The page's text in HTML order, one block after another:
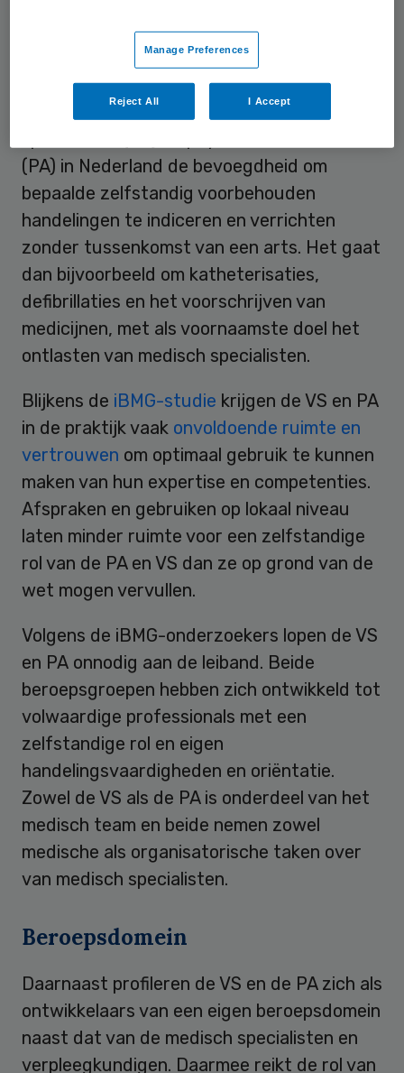
continuïteit van zorg sterk worden
verbeterd, zo stellen de onderzoekers.
Sinds 2012 hebben verpleegkundig
(PA) in Nederland de bevoegdheid om
bepaalde zelfstandig voorbehouden
handelingen te indiceren en verrichten
zonder tussenkomst van een arts. Het gaat
dan bijvoorbeeld om katheterisaties,
defibrillaties en het voorschrijven van
medicijnen, met als voornaamste doel het
ontlasten van medisch specialisten.
Blijkens de iBMG-studie krijgen de VS en PA
in de praktijk vaak onvoldoende ruimte en
vertrouwen om optimaal gebruik te kunnen
maken van hun expertise en competenties.
Afspraken en gebruiken op lokaal niveau
laten minder ruimte voor een zelfstandige
rol van de PA en VS dan ze op grond van de
wet mogen vervullen.
Volgens de iBMG-onderzoekers lopen de VS
en PA onnodig aan de leiband. Beide
beroepsgroepen hebben zich ontwikkeld tot
volwaardige professionals met een
zelfstandige rol en eigen
handelingsvaardigheden en oriëntatie.
Zowel de VS als de PA is onderdeel van het
medisch team en beide nemen zowel
medische als organisatorische taken over
van medisch specialisten.
Beroepsdomein
Daarnaast profileren de VS en de PA zich als
ontwikkelaars van een eigen beroepsdomein
naast dat van de medisch specialisten en
verpleegkundigen. Daarmee reikt de rol van
Manage Preferences
Reject All I Accept